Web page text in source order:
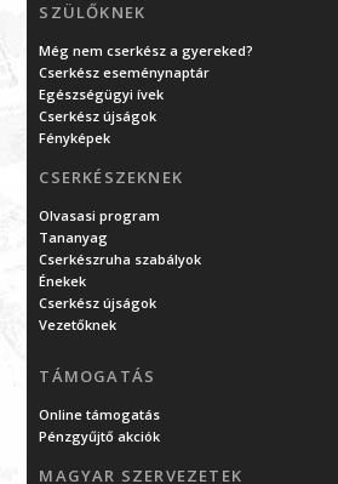
SZÜLŐKNEK
Még nem cserkész a gyereked?
Cserkész eseménynaptár
Egészségügyi ívek
Cserkész újságok
Fényképek
CSERKÉSZEKNEK
Olvasasi program
Tananyag
Cserkészruha szabályok
Énekek
Cserkész újságok
Vezetőknek
TÁMOGATÁS
Online támogatás
Pénzgyűjtő akciók
MAGYAR SZERVEZETEK